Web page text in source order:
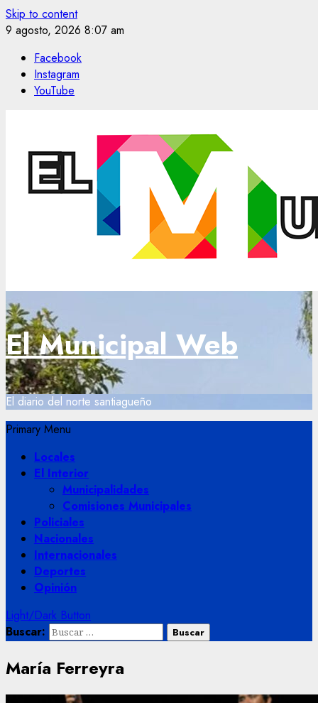
Skip to content
9 agosto, 2026 8:07 am
Facebook
Instagram
YouTube
El Municipal Web
El diario del norte santiagueño
Primary Menu
Locales
El Interior
Municipalidades
Comisiones Municipales
Policiales
Nacionales
Internacionales
Deportes
Opinión
Light/Dark Button
Buscar:
María Ferreyra